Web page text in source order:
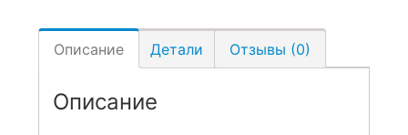
Описание Детали Отзывы (0)
Описание